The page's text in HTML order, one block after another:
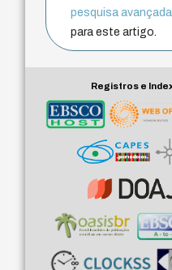
pesquisa
para este artigo.
Registros e